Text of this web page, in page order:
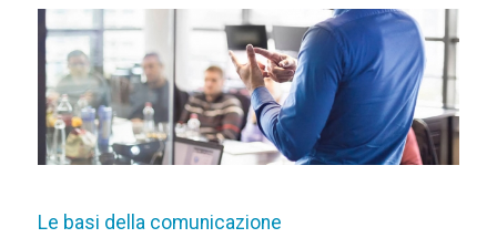
Le basi della comunicazione